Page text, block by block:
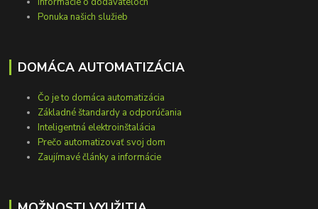
Ponuka našich služieb
DOMÁCA AUTOMATIZÁCIA
Čo je to domáca automatizácia
Základné štandardy a odporúčania
Inteligentná elektroinštalácia
Prečo automatizovať svoj dom
Zaujímavé články a informácie